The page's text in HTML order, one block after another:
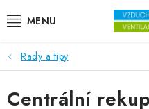
VENTILÁTORY
VZDUCHOTECHNIKA
Rady a tipy
Centrální